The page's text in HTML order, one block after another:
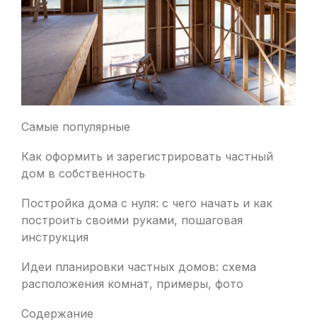
Самые популярные
Как оформить и зарегистрировать частный
дом в собственность
Постройка дома с нуля: с чего начать и как
построить своими руками, пошаговая
инструкция
Идеи планировки частных домов: схема
расположения комнат, примеры, фото
Содержание